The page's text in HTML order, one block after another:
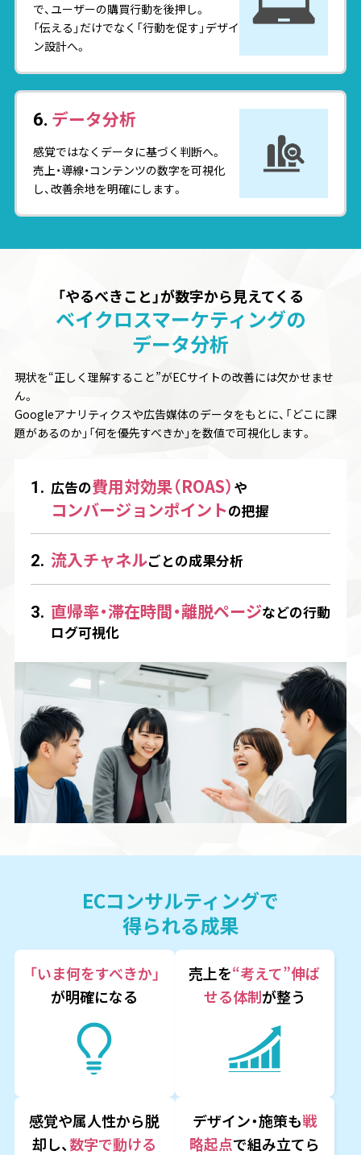
で、ユーザーの購買行動を後押し。
「伝える」だけでなく「行動を促す」デザイ
ン設計へ。
6. データ分析
感覚ではなくデータに基づく判断へ。
売上・導線・コンテンツの数字を可視化
し、改善余地を明確にします。
「やるべきこと」が数字から見えてくる
ベイクロスマーケティングの
データ分析
現状を“正しく理解すること”がECサイトの改善には欠かせませ
ん。
Googleアナリティクスや広告媒体のデータをもとに、「どこに課
題があるのか」「何を優先すべきか」を数値で可視化します。
1. 広告の費用対効果（ROAS） や
コンバージョンポイントの把握
2. 流入チャネルごとの成果分析
3. 直帰率・滞在時間・離脱ページなどの行動
ログ可視化
ECコンサルティングで
得られる成果
「いま何をすべきか」
が明確になる
売上を“考えて”伸ば
せる体制が整う
感覚や属人性から脱
却し、数字で動ける
デザイン・施策も戦
略起点で組み立てら